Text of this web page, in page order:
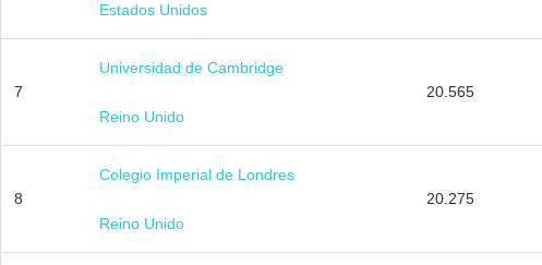
Estados Unidos
7
Universidad de Cambridge
Reino Unido
20.565
8
Colegio Imperial de Londres
Reino Unido
20.275